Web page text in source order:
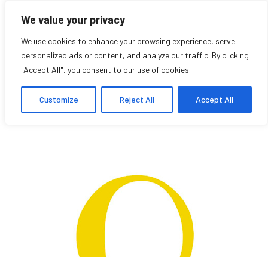
We value your privacy
We use cookies to enhance your browsing experience, serve
personalized ads or content, and analyze our traffic. By clicking
"Accept All", you consent to our use of cookies.
Customize Reject All Accept All
Lucy Brown
Affiliée étudiante